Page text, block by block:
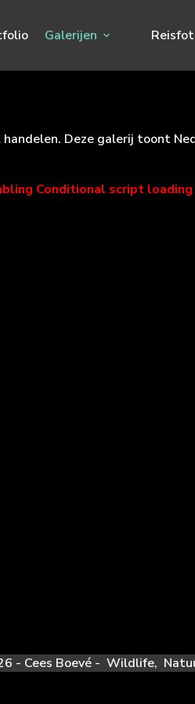
Galerijen
Deze galerij toont
Conditional script
- Cees Boevé - Wildlife,